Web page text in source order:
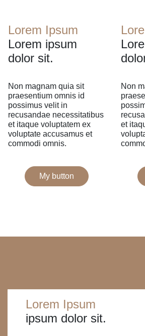
Lorem Ipsum
Lorem ipsum
dolor sit.
Non magnam quia sit
praesentium omnis id
possimus velit in
recusandae necessitatibus
et itaque voluptatem ex
voluptate accusamus et
commodi omnis.
My button
Non
et
Lorem Ipsum
ipsum dolor sit.